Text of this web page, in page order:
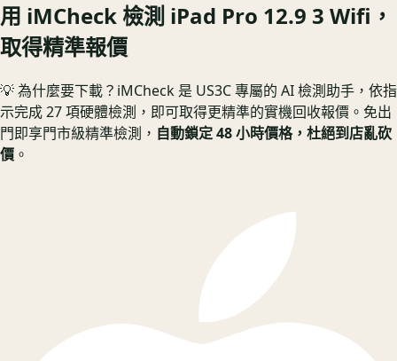
用 iMCheck 檢測 iPad Pro 12.9 3 Wifi ，
取得精準報價
💡 為什麼要下載？ iMCheck 是 US3C 專屬的 AI 檢測助手，依指
示完成 27 項硬體檢測，即可取得更精準的實機回收報價。 免出
門即享門市級精準檢測， 自動鎖定 48 小時價格，杜絕到店亂砍
價 。